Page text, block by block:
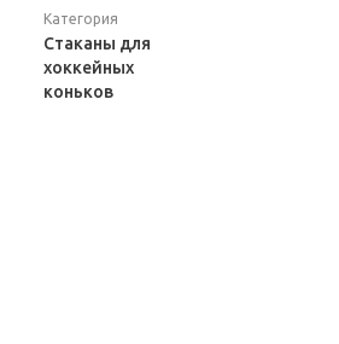
Категория
Стаканы для
хоккейных
коньков